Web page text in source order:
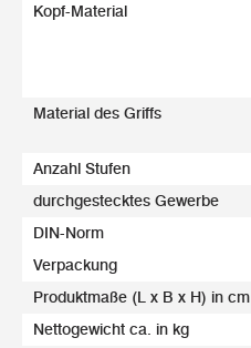
Kopf-Material
Material des Griffs
Anzahl Stufen
durchgestecktes Gewerbe
DIN-Norm
Verpackung
Produktmaße (L x B x H) in cm
Nettogewicht ca. in kg